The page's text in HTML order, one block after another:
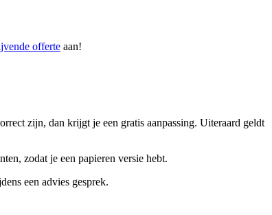
offerte aan!
zijn, dan krijgt je een gratis aanpassing. Uiteraard geldt
zodat je een papieren versie hebt.
een advies gesprek.